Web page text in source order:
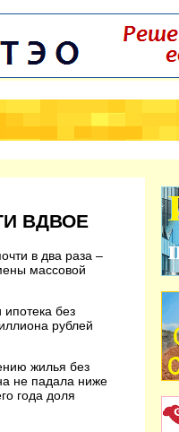
ВДВОЕ
в два раза –
массовой
без
рублей
жилья без
не падала ниже
года доля